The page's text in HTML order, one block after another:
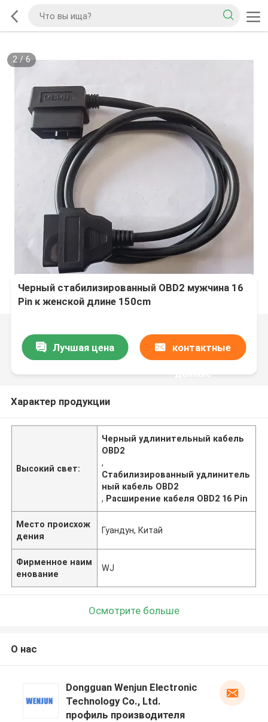
2/ 6
Черный стабилизированный OBD2 мужчина 16
Pin к женской длине 150cm
Лучшая цена контактные
данные
Характер продукции
Высокий свет:
Черный удлинительный кабель
OBD2
,
Стабилизированный удлинитель
ный кабель OBD2
, Расширение кабеля OBD2 16 Pin
Место происхож
дения
Гуандун, Китай
Фирменное наим
енование
WJ
Осмотрите больше
О нас
Dongguan Wenjun Electronic
Technology Co., Ltd.
профиль производителя